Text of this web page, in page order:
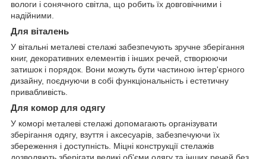
вологи і сонячного світла, що робить їх довговічними і
надійними.
Для віталень
У вітальні металеві стелажі забезпечують зручне зберігання
книг, декоративних елементів і інших речей, створюючи
затишок і порядок. Вони можуть бути частиною інтер'єрного
дизайну, поєднуючи в собі функціональність і естетичну
привабливість.
Для комор для одягу
У коморі металеві стелажі допомагають організувати
зберігання одягу, взуття і аксесуарів, забезпечуючи їх
збереження і доступність. Міцні конструкції стелажів